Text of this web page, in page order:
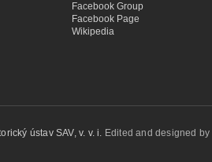
Facebook Group
Facebook Page
Wikipedia
ústav SAV, v. v. i. Edited and designed by